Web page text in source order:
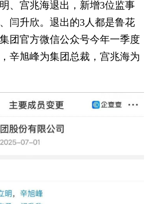
、宫兆海退出，新增3位监事
闫升欣。退出的3人都是鲁花
团官方微信公众号今年一季度
辛旭峰为集团总裁，宫兆海为